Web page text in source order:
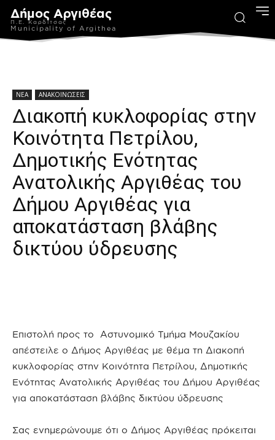
Δήμος Αργιθέας
Π.Ε. Καρδίτσας
Municipality of Argithea
ΝΕΑ ΑΝΑΚΟΙΝΩΣΕΙΣ
Διακοπή κυκλοφορίας στην
Κοινότητα Πετρίλου,
Δημοτικής Ενότητας
Ανατολικής Αργιθέας του
Δήμου Αργιθέας για
αποκατάσταση βλάβης
δικτύου ύδρευσης
Επιστολή προς το Αστυνομικό Τμήμα Μουζακίου
απέστειλε ο Δήμος Αργιθέας με θέμα τη Διακοπή
κυκλοφορίας στην Κοινότητα Πετρίλου, Δημοτικής
Ενότητας Ανατολικής Αργιθέας του Δήμου Αργιθέας
για αποκατάσταση βλάβης δικτύου ύδρευσης
Σας ενημερώνουμε ότι ο Δήμος Αργιθέας πρόκειται